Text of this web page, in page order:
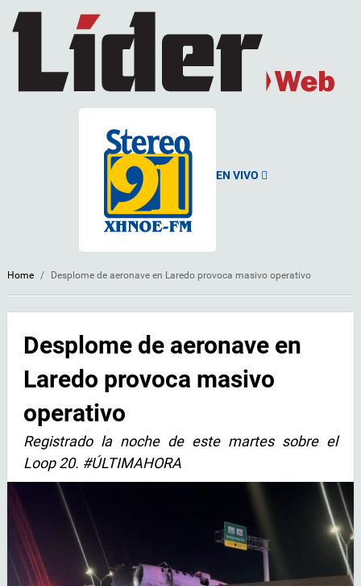
EN VIVO
Home / Desplome de aeronave en Laredo provoca masivo operativo
Desplome de aeronave en
Laredo provoca masivo
operativo
Registrado la noche de este martes sobre el
Loop 20. #ÚLTIMAHORA